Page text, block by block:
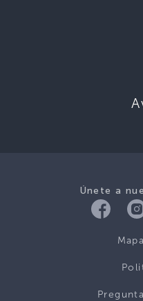
Únete a